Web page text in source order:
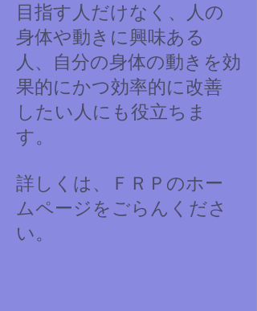
目指す人だけなく、人の
身体や動きに興味ある
人、自分の身体の動きを効
果的にかつ効率的に改善
したい人にも役立ちま
す。
詳しくは、ＦＲＰのホー
ムページをごらんくださ
い。